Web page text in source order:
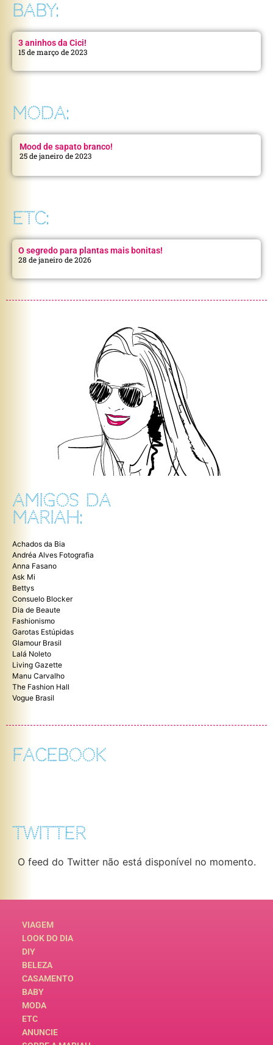
BABY:
3 aninhos da Cici!
15 de março de 2023
MODA:
Mood de sapato branco!
25 de janeiro de 2023
ETC:
O segredo para plantas mais bonitas!
28 de janeiro de 2026
AMIGOS DA
MARIAH:
Achados da Bia
Andréa Alves Fotografia
Anna Fasano
Ask Mi
Bettys
Consuelo Blocker
Dia de Beaute
Fashionismo
Garotas Estúpidas
Glamour Brasil
Lalá Noleto
Living Gazette
Manu Carvalho
The Fashion Hall
Vogue Brasil
FACEBOOK
TWITTER
O feed do Twitter não está disponível no momento.
VIAGEM
LOOK DO DIA
DIY
BELEZA
CASAMENTO
BABY
MODA
ETC
ANUNCIE